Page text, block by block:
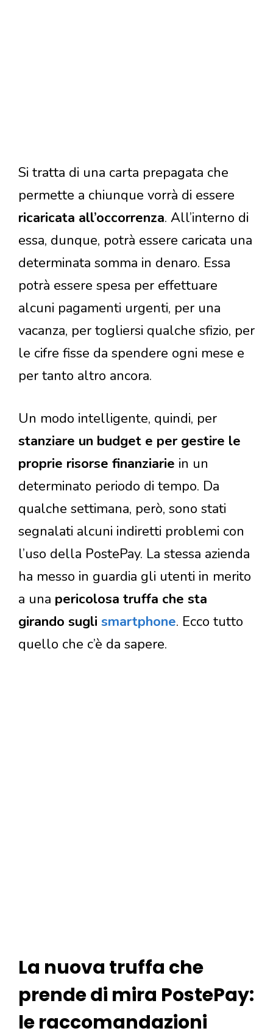
Si tratta di una carta prepagata che
permette a chiunque vorrà di essere
ricaricata all’occorrenza. All’interno di
essa, dunque, potrà essere caricata una
determinata somma in denaro. Essa
potrà essere spesa per effettuare
alcuni pagamenti urgenti, per una
vacanza, per togliersi qualche sfizio, per
le cifre fisse da spendere ogni mese e
per tanto altro ancora.
Un modo intelligente, quindi, per
stanziare un budget e per gestire le
proprie risorse finanziarie in un
determinato periodo di tempo. Da
qualche settimana, però, sono stati
segnalati alcuni indiretti problemi con
l’uso della PostePay. La stessa azienda
ha messo in guardia gli utenti in merito
a una pericolosa truffa che sta
girando sugli smartphone. Ecco tutto
quello che c’è da sapere.
La nuova truffa che
prende di mira PostePay:
le raccomandazioni